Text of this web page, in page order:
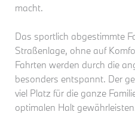
macht.
Das sportlich abgestimmte
Straßenlage, ohne auf
Fahrten werden durch die
besonders entspannt. Der
viel Platz für die ganze
optimalen Halt